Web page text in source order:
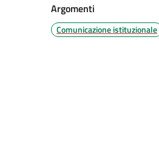
Argomenti
Comunicazione istituzionale